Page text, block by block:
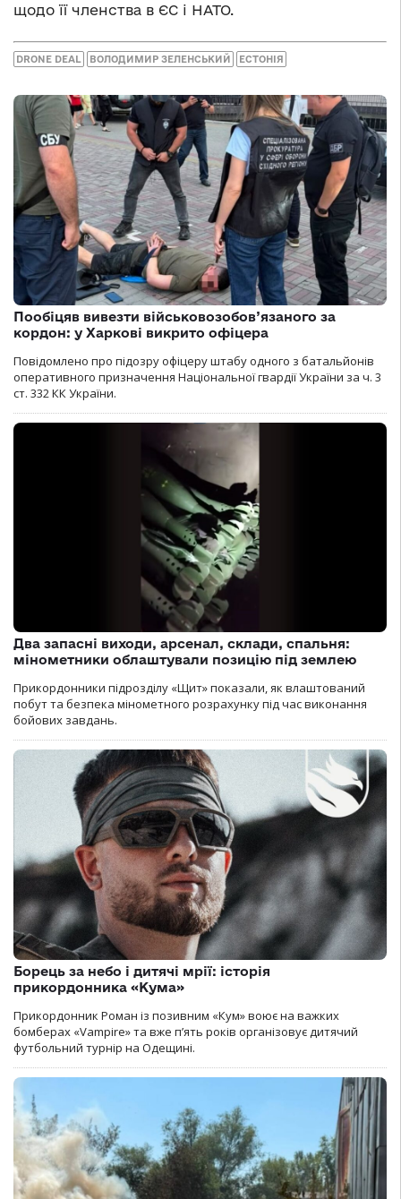
щодо її членства в ЄС і НАТО.
DRONE DEAL ВОЛОДИМИР ЗЕЛЕНСЬКИЙ ЕСТОНІЯ
Пообіцяв вивезти військовозобов’язаного за
кордон: у Харкові викрито офіцера
Повідомлено про підозру офіцеру штабу одного з батальйонів
оперативного призначення Національної гвардії України за ч. 3
ст. 332 КК України.
Два запасні виходи, арсенал, склади, спальня:
мінометники облаштували позицію під землею
Прикордонники підрозділу «Щит» показали, як влаштований
побут та безпека мінометного розрахунку під час виконання
бойових завдань.
Борець за небо і дитячі мрії: історія
прикордонника «Кума»
Прикордонник Роман із позивним «Кум» воює на важких
бомберах «Vampire» та вже п’ять років організовує дитячий
футбольний турнір на Одещині.